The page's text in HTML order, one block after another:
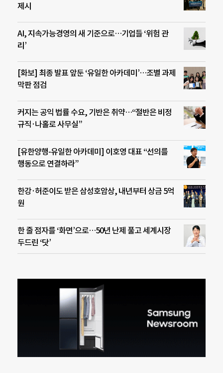
제시
AI, 지속가능경영의 새 기준으로…기업들 ‘위험 관
리’
[화보] 최종 발표 앞둔 ‘유일한 아카데미’…조별 과제
막판 점검
커지는 공익 법률 수요, 기반은 취약…“절반은 비정
규직·나홀로 사무실”
[유한양행-유일한 아카데미] 이호영 대표 “선의를
행동으로 연결하라”
한강·허준이도 받은 삼성호암상, 내년부터 상금 5억
원
한 줄 점자를 ‘화면’으로…50년 난제 풀고 세계시장
두드린 ‘닷’